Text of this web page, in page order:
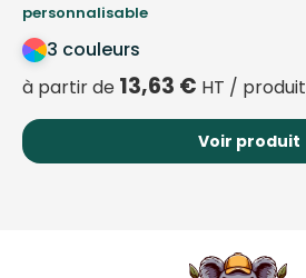
personnalisable
3 couleurs
à partir de 13,63 € HT / produit
Voir produit